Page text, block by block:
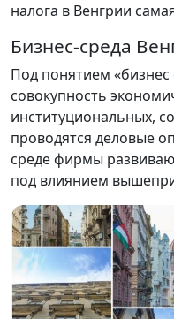
налога в Венгрии
Бизнес-среда
Под понятием «бизнес
совокупность
институциональных,
проводятся деловые
среде фирмы
под влиянием